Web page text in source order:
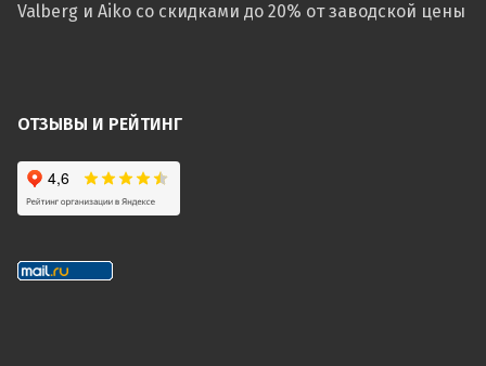
Valberg и Aiko со скидками до 20% от заводской цены
ОТЗЫВЫ И РЕЙТИНГ